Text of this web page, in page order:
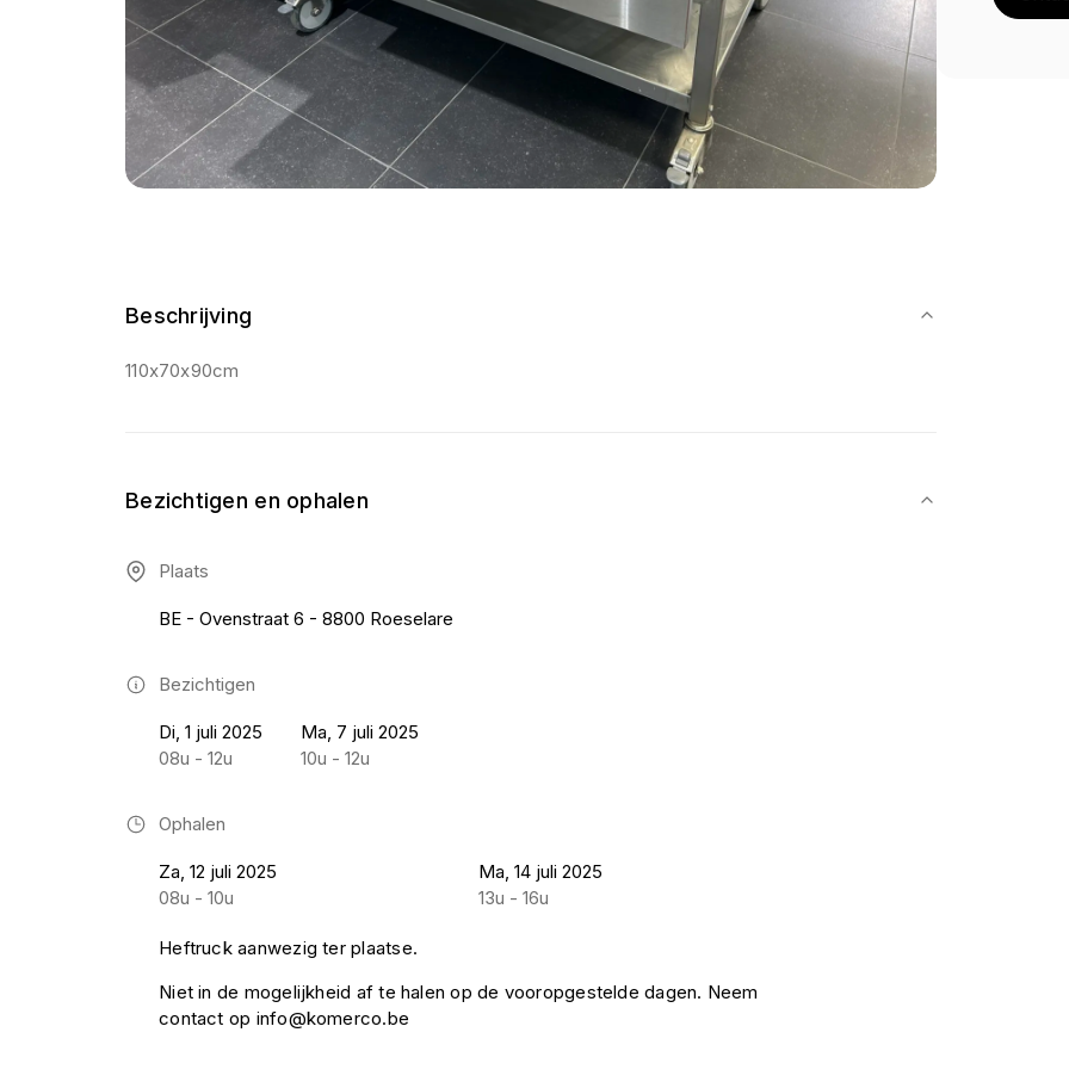
Beschrijving
110x70x90cm
Bezichtigen en ophalen
Plaats
BE - Ovenstraat 6 - 8800 Roeselare
Bezichtigen
Di, 1 juli 2025
08u - 12u
Ma, 7 juli 2025
10u - 12u
Ophalen
Za, 12 juli 2025
08u - 10u
Ma, 14 juli 2025
13u - 16u
Heftruck aanwezig ter plaatse.
Niet in de mogelijkheid af te halen op de vooropgestelde dagen. Neem
contact op info@komerco.be